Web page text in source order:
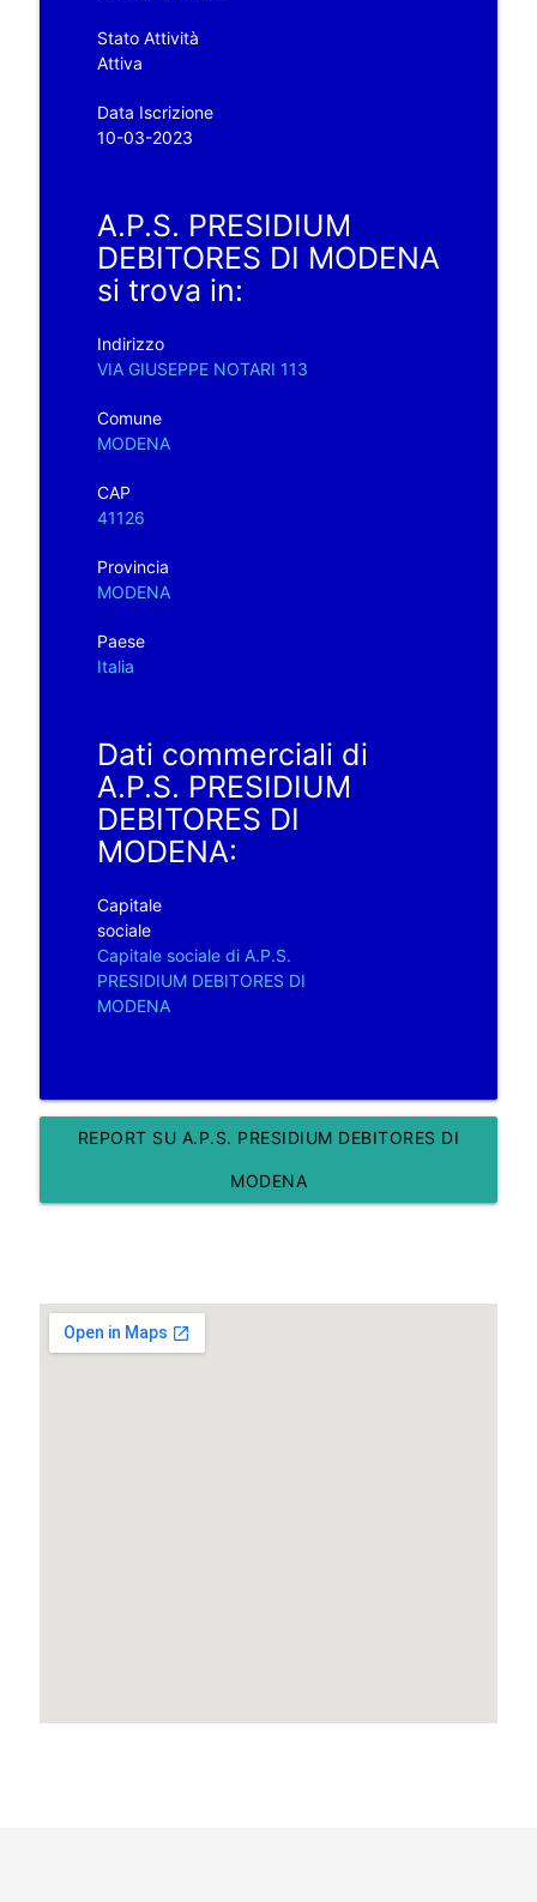
Stato Attività
Attiva
Data Iscrizione
10-03-2023
A.P.S. PRESIDIUM
DEBITORES DI MODENA
si trova in:
Indirizzo
VIA GIUSEPPE NOTARI 113
Comune
MODENA
CAP
41126
Provincia
MODENA
Paese
Italia
Dati commerciali di
A.P.S. PRESIDIUM
DEBITORES DI
MODENA:
Capitale
sociale
Capitale sociale di A.P.S.
PRESIDIUM DEBITORES DI
MODENA
REPORT SU A.P.S. PRESIDIUM DEBITORES DI
MODENA